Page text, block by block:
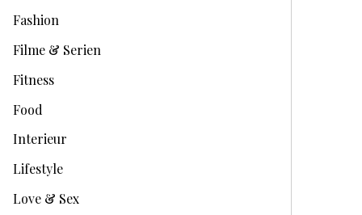
Fashion
Filme & Serien
Fitness
Food
Interieur
Lifestyle
Love & Sex